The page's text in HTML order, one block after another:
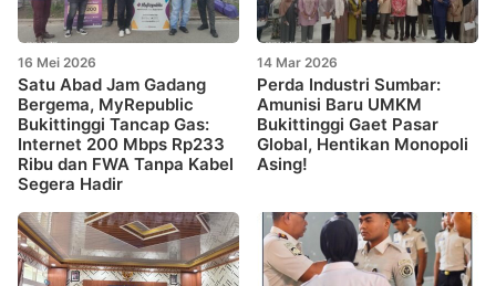
16 Mei 2026
Satu Abad Jam Gadang
Bergema, MyRepublic
Bukittinggi Tancap Gas:
Internet 200 Mbps Rp233
Ribu dan FWA Tanpa Kabel
Segera Hadir
14 Mar 2026
Perda Industri Sumbar:
Amunisi Baru UMKM
Bukittinggi Gaet Pasar
Global, Hentikan Monopoli
Asing!